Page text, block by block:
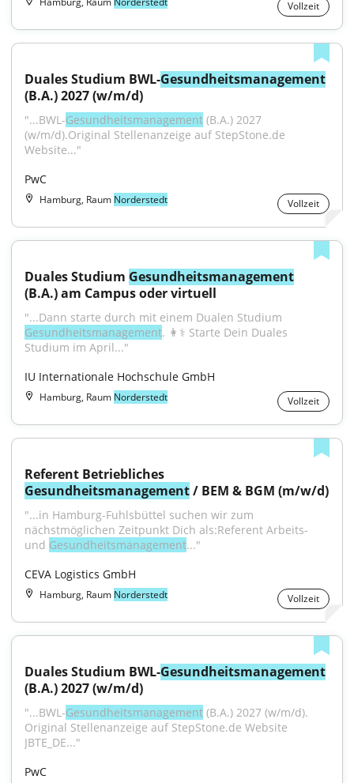
Vollzeit
Duales Studium BWL-Gesundheitsmanagement
(B.A.) 2027 (w/m/d)
"...BWL-Gesundheitsmanagement (B.A.) 2027
(w/m/d).Original Stellenanzeige auf StepStone.de
Website..."
PwC
Hamburg, Raum Norderstedt Vollzeit
Duales Studium Gesundheitsmanagement
(B.A.) am Campus oder virtuell
Gesundheitsmanagement. 👩⚕️ Starte Dein Duales
Studium im April..."
IU Internationale Hochschule GmbH
Hamburg, Raum Norderstedt Vollzeit
Gesundheitsmanagement / BEM & BGM (m/w/d)
"...in Hamburg-Fuhlsbüttel suchen wir zum
nächstmöglichen Zeitpunkt Dich als:Referent Arbeits-
und Gesundheitsmanagement..."
CEVA Logistics GmbH
Hamburg, Raum Norderstedt Vollzeit
Duales Studium BWL-Gesundheitsmanagement
(B.A.) 2027 (w/m/d)
"...BWL-Gesundheitsmanagement (B.A.) 2027 (w/m/d).
Original Stellenanzeige auf StepStone.de Website
JBTE_DE..."
PwC